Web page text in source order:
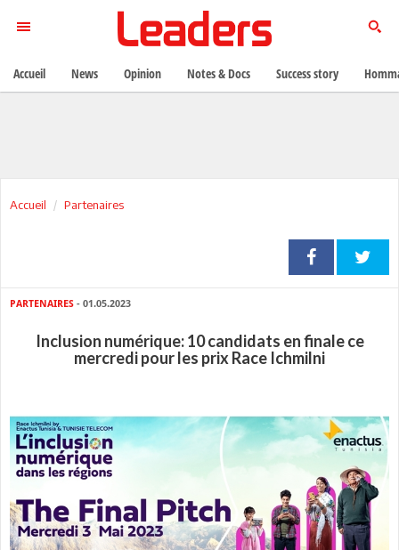
Accueil Partenaires
PARTENAIRES - 01.05.2023
Inclusion numérique: 10 candidats en finale ce
mercredi pour les prix Race Ichmilni
Accueil News Opinion Notes & Docs Success story